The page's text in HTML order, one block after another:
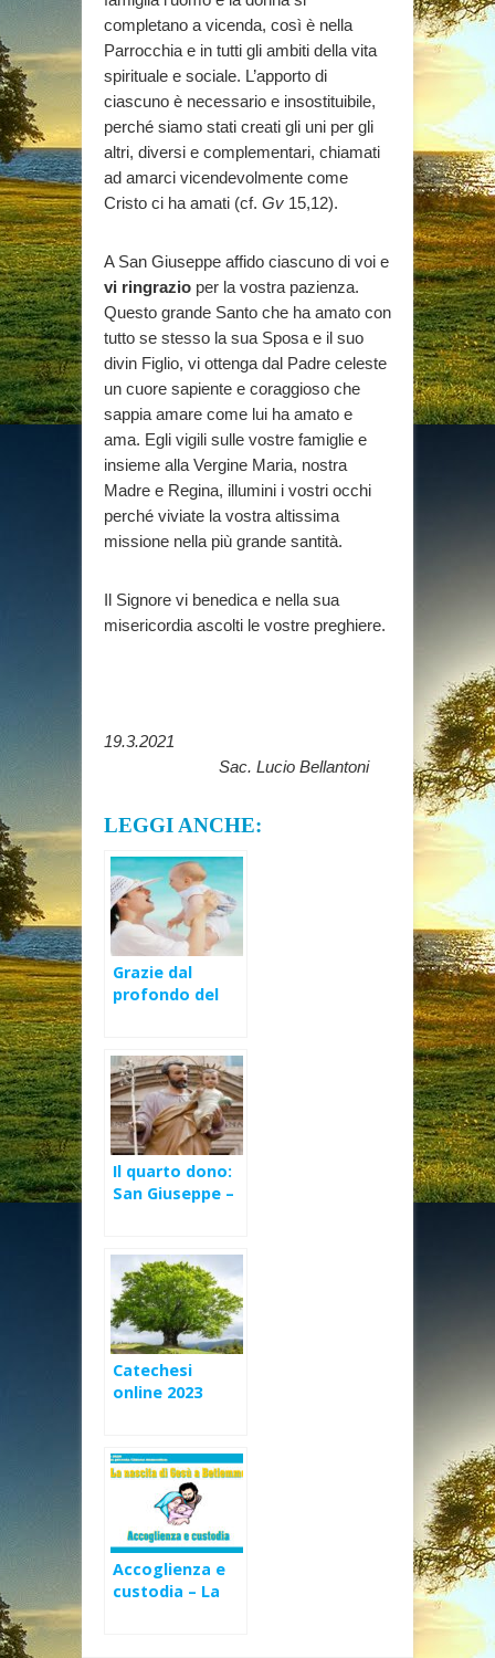
completano a vicenda, così è nella
Parrocchia e in tutti gli ambiti della vita
spirituale e sociale. L’apporto di
ciascuno è necessario e insostituibile,
perché siamo stati creati gli uni per gli
altri, diversi e complementari, chiamati
ad amarci vicendevolmente come
Cristo ci ha amati (cf. Gv 15,12).
A San Giuseppe affido ciascuno di voi e
vi ringrazio per la vostra pazienza.
Questo grande Santo che ha amato con
tutto se stesso la sua Sposa e il suo
divin Figlio, vi ottenga dal Padre celeste
un cuore sapiente e coraggioso che
sappia amare come lui ha amato e
ama. Egli vigili sulle vostre famiglie e
insieme alla Vergine Maria, nostra
Madre e Regina, illumini i vostri occhi
perché viviate la vostra altissima
missione nella più grande santità.
Il Signore vi benedica e nella sua
misericordia ascolti le vostre preghiere.
19.3.2021
Sac. Lucio Bellantoni
LEGGI ANCHE:
Grazie dal
profondo del
Il quarto dono:
San Giuseppe –
Catechesi
online 2023
Accoglienza e
custodia – La